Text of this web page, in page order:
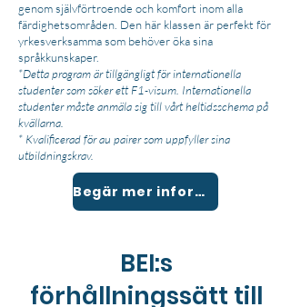
genom självförtroende och komfort inom alla
färdighetsområden. Den här klassen är perfekt för
yrkesverksamma som behöver öka sina
språkkunskaper.
*Detta program är tillgängligt för internationella
studenter som söker ett F1-visum. Internationella
studenter måste anmäla sig till vårt heltidsschema på
kvällarna.
* Kvalificerad för au pairer som uppfyller sina
utbildningskrav.
Begär mer information
BEI:s
förhållningssätt till